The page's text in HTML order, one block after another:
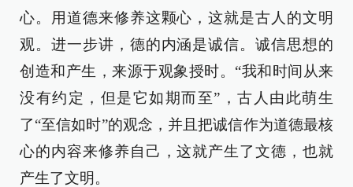
心。用道德来修养这颗心，这就是古人的文明
观。进一步讲，德的内涵是诚信。诚信思想的
创造和产生，来源于观象授时。“我和时间从来
没有约定，但是它如期而至”，古人由此萌生
了“至信如时”的观念，并且把诚信作为道德最核
心的内容来修养自己，这就产生了文德，也就
产生了文明。